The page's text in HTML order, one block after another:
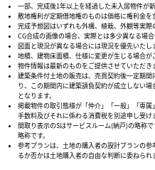
一部、完成後1年以上を経過した未入居物件が
敷地権利が定期借地権のものは価格に権利金を
完成予想図はいずれも外構、植栽、外観等実際
CG合成の画像の場合、実際とは多少異なる場合
図面と現況が異なる場合には現況を優先いたし
地積、建物床面積、仕様に変更が生じる場合が
物件情報は最新のものをご提供させていただき
建築条件付土地の販売は、売買契約後一定期
り、この期間内に建築請負契約が成立しない
となります。
掲載物件の取引態様が「仲介」「一般」「専
手数料及びそれに係わる消費税を別途申し受け
間取り表示のSはサービスルーム(納戸)の略称
略称です。
参考プランは、土地の購入者の設計プランの
るか否かは土地購入者の自由な判断に委ねられ